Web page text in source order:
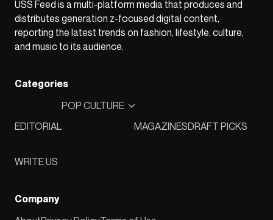
USS Feed is a multi-platform media that produces and
distributes generation z-focused digital content,
reporting the latest trends on fashion, lifestyle, culture,
and music to its audience.
Categories
EDITORIAL
POP CULTURE
MAGAZINESDRAFT PICKS
WRITE US
Company